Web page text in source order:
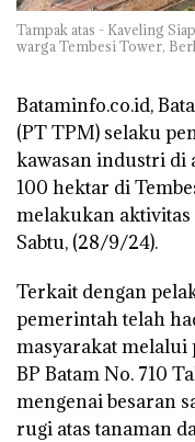
Tampak atas - Kaveling
warga Tembesi Tower,
Bataminfo.co.id,
(PT TPM) selaku
kawasan industri di
100 hektar di
melakukan
Sabtu, (28/9/24).
Terkait dengan
pemerintah telah
masyarakat melalui
BP Batam No. 710
mengenai besaran
rugi atas tanaman